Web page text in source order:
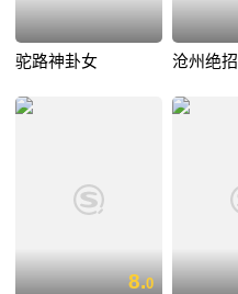
驼路神卦女 沧州绝招
8.0